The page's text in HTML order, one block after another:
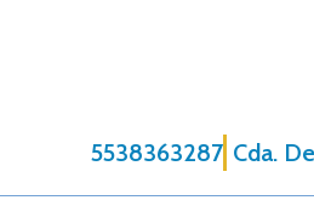
5538363287 Cda.